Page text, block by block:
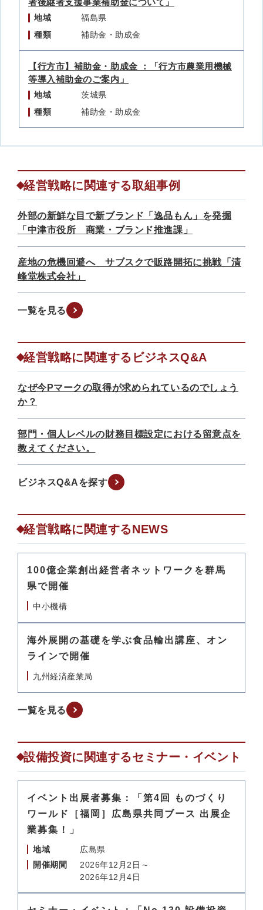
者後継者支援事業補助金について」
地域
福島県
種類
補助金・助成金
【行方市】補助金・助成金 ：「行方市農業用機械
等導入補助金のご案内」
地域
茨城県
種類
補助金・助成金
経営戦略に関連する取組事例
外部の新鮮な目で新ブランド「逸品もん」を発掘
「中津市役所 商業・ブランド推進課」
産地の危機回避へ サブスクで販路開拓に挑戦「清
峰堂株式会社」
一覧を見る
経営戦略に関連するビジネスQ&A
なぜ今Pマークの取得が求められているのでしょう
か？
部門・個人レベルの財務目標設定における留意点を
教えてください。
ビジネスQ&Aを探す
経営戦略に関連するNEWS
100億企業創出経営者ネットワークを群馬
県で開催
中小機構
海外展開の基礎を学ぶ食品輸出講座、オン
ラインで開催
九州経済産業局
一覧を見る
設備投資に関連するセミナー・イベント
イベント出展者募集：「第4回 ものづくり
ワールド［福岡］広島県共同ブース 出展企
業募集！」
地域
広島県
開催期間
2026年12月2日～
2026年12月4日